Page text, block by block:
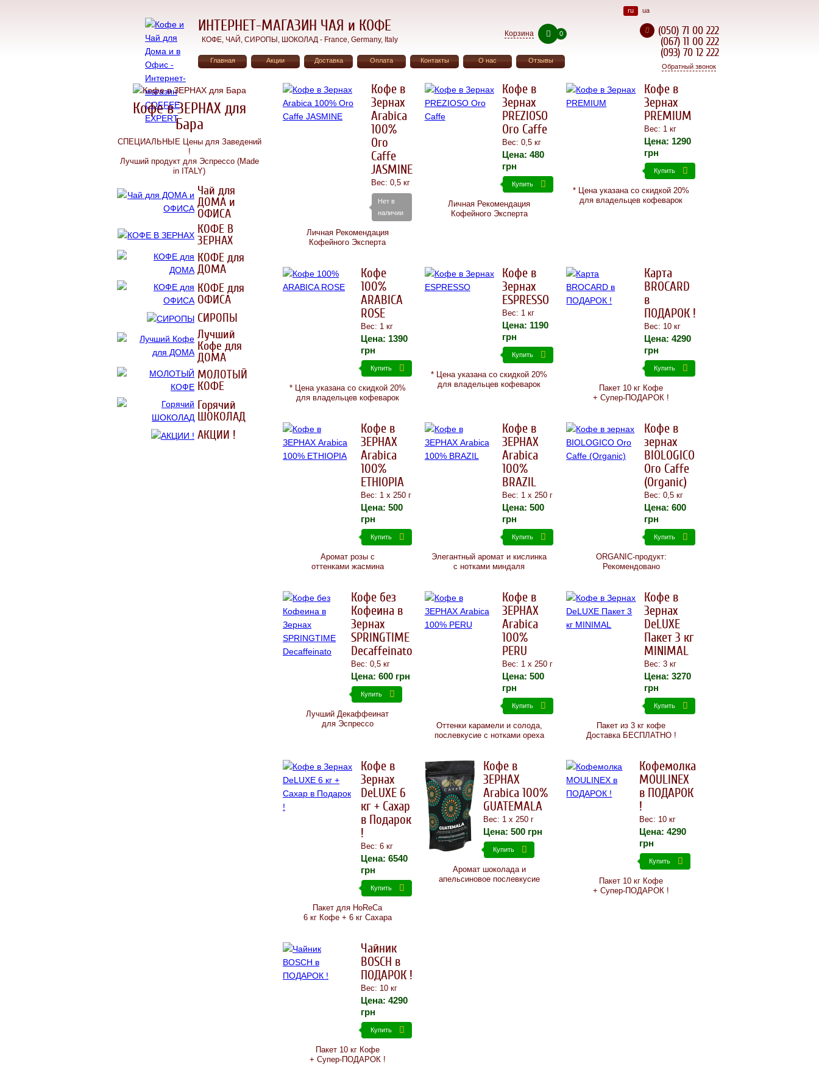
ИНТЕРНЕТ-МАГАЗИН ЧАЯ и КОФЕ
КОФЕ, ЧАЙ, СИРОПЫ, ШОКОЛАД - France, Germany, Italy
Корзина 0
Главная Акции Доставка Оплата Контакты О нас Отзывы
ru ua
(050) 71 00 222
(067) 11 00 222
(093) 70 12 222
Обратный звонок
Кофе в ЗЕРНАХ для
Бара
СПЕЦИАЛЬНЫЕ Цены для Заведений
!
Лучший продукт для Эспрессо (Made
in ITALY)
Чай для
ДОМА и
ОФИСА
КОФЕ В
ЗЕРНАХ
КОФЕ для
ДОМА
КОФЕ для
ОФИСА
СИРОПЫ
Лучший
Кофе для
ДОМА
МОЛОТЫЙ
КОФЕ
Горячий
ШОКОЛАД
АКЦИИ !
Кофе в
Зернах
Arabica
100%
Oro
Caffe
JASMINE
Вес: 0,5 кг
Нет в
наличии
Личная Рекомендация
Кофейного Эксперта
Кофе в
Зернах
PREZIOSO
Oro Caffe
Вес: 0,5 кг
Цена:480
грн
Купить
Личная Рекомендация
Кофейного Эксперта
Кофе в
Зернах
PREMIUM
Вес: 1 кг
Цена: 1290
грн
Купить
* Цена указана со скидкой 20%
для владельцев кофеварок
Кофе
100%
ARABICA
ROSE
Вес: 1 кг
Цена: 1390
грн
Купить
* Цена указана со скидкой 20%
для владельцев кофеварок
Кофе в
Зернах
ESPRESSO
Вес: 1 кг
Цена: 1190
грн
Купить
* Цена указана со скидкой 20%
для владельцев кофеварок
Карта
BROCARD
в
ПОДАРОК !
Вес: 10 кг
Цена: 4290
грн
Купить
Пакет 10 кг Кофе
+ Супер-ПОДАРОК !
Кофе в
ЗЕРНАХ
Arabica
100%
ETHIOPIA
Вес: 1 х 250 г
Цена: 500
грн
Купить
Аромат розы с
оттенками жасмина
Кофе в
ЗЕРНАХ
Arabica
100%
BRAZIL
Вес: 1 х 250 г
Цена:500
грн
Купить
Элегантный аромат и кислинка
с нотками миндаля
Кофе в
зернах
BIOLOGICO
Oro Caffe
(Organic)
Вес: 0,5 кг
Цена: 600
грн
Купить
ORGANIC-продукт:
Рекомендовано
Кофе без
Кофеина в
Зернах
SPRINGTIME
Decaffeinato
Вес: 0,5 кг
Цена: 600грн
Купить
Лучший Декаффеинат
для Эспрессо
Кофе в
ЗЕРНАХ
Arabica
100%
PERU
Вес: 1 х 250 г
Цена:500
грн
Купить
Оттенки карамели и солода,
послевкусие с нотками ореха
Кофе в
Зернах
DeLUXE
Пакет 3 кг
MINIMAL
Вес: 3 кг
Цена: 3270
грн
Купить
Пакет из 3 кг кофе
Доставка БЕСПЛАТНО !
Кофе в
Зернах
DeLUXE 6
кг + Сахар
в Подарок
!
Вес: 6 кг
Цена: 6540
грн
Купить
Пакет для HoReCa
6 кг Кофе + 6 кг Сахара
Кофе в
ЗЕРНАХ
Arabica 100%
GUATEMALA
Вес: 1 х 250 г
Цена: 500грн
Купить
Аромат шоколада и
апельсиновое послевкусие
Кофемолка
MOULINEX
в ПОДАРОК
!
Вес: 10 кг
Цена: 4290
грн
Купить
Пакет 10 кг Кофе
+ Супер-ПОДАРОК !
Чайник
BOSCH в
ПОДАРОК !
Вес: 10 кг
Цена: 4290
грн
Купить
Пакет 10 кг Кофе
+ Супер-ПОДАРОК !